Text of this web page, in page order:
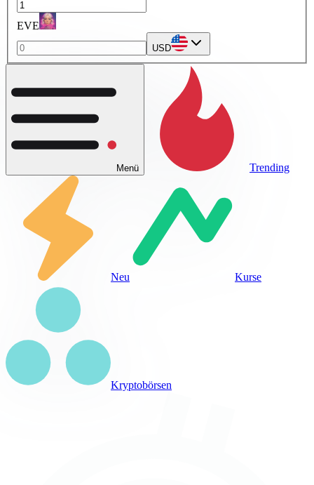
EVE
USD
Menü Trending
Neu Kurse
Kryptobörsen